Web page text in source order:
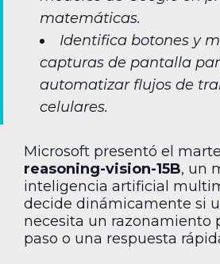
matemáticas.
Identifica botones y
capturas de pantalla
automatizar flujos de
celulares.
Microsoft presentó el
reasoning-vision-15B, un
inteligencia artificial
decide dinámicamente si
necesita un razonamiento
paso o una respuesta